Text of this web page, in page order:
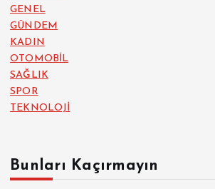
GENEL
GÜNDEM
KADIN
OTOMOBİL
SAĞLIK
SPOR
TEKNOLOJİ
Bunları Kaçırmayın